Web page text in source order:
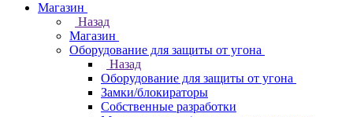
Магазин
Назад
Магазин
Оборудование для защиты от угона
Назад
Оборудование для защиты от угона
Замки/блокираторы
Собственные разработки